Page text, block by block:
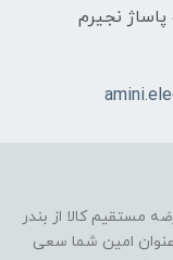
نجیرم
سال ۱۴۰۰ در راستا عرضه مستقیم کالا از بندر
عنوان امین شما سعی